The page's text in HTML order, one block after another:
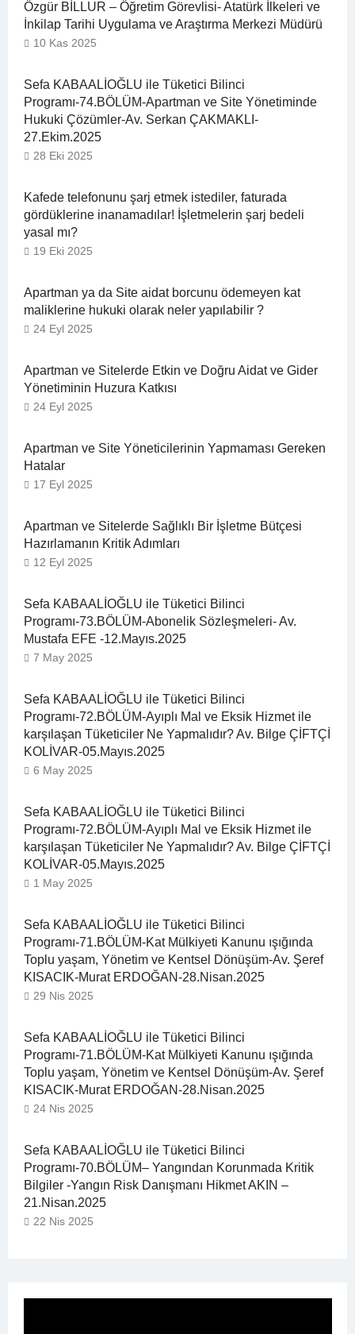
Özgür BİLLUR – Öğretim Görevlisi- Atatürk İlkeleri ve
İnkilap Tarihi Uygulama ve Araştırma Merkezi Müdürü
10 Kas 2025
Sefa KABAALİOĞLU ile Tüketici Bilinci
Programı-74.BÖLÜM-Apartman ve Site Yönetiminde
Hukuki Çözümler-Av. Serkan ÇAKMAKLI-
27.Ekim.2025
28 Eki 2025
Kafede telefonunu şarj etmek istediler, faturada
gördüklerine inanamadılar! İşletmelerin şarj bedeli
yasal mı?
19 Eki 2025
Apartman ya da Site aidat borcunu ödemeyen kat
maliklerine hukuki olarak neler yapılabilir ?
24 Eyl 2025
Apartman ve Sitelerde Etkin ve Doğru Aidat ve Gider
Yönetiminin Huzura Katkısı
24 Eyl 2025
Apartman ve Site Yöneticilerinin Yapmaması Gereken
Hatalar
17 Eyl 2025
Apartman ve Sitelerde Sağlıklı Bir İşletme Bütçesi
Hazırlamanın Kritik Adımları
12 Eyl 2025
Sefa KABAALİOĞLU ile Tüketici Bilinci
Programı-73.BÖLÜM-Abonelik Sözleşmeleri- Av.
Mustafa EFE -12.Mayıs.2025
7 May 2025
Sefa KABAALİOĞLU ile Tüketici Bilinci
Programı-72.BÖLÜM-Ayıplı Mal ve Eksik Hizmet ile
karşılaşan Tüketiciler Ne Yapmalıdır? Av. Bilge ÇİFTÇİ
KOLİVAR-05.Mayıs.2025
6 May 2025
Sefa KABAALİOĞLU ile Tüketici Bilinci
Programı-72.BÖLÜM-Ayıplı Mal ve Eksik Hizmet ile
karşılaşan Tüketiciler Ne Yapmalıdır? Av. Bilge ÇİFTÇİ
KOLİVAR-05.Mayıs.2025
1 May 2025
Sefa KABAALİOĞLU ile Tüketici Bilinci
Programı-71.BÖLÜM-Kat Mülkiyeti Kanunu ışığında
Toplu yaşam, Yönetim ve Kentsel Dönüşüm-Av. Şeref
KISACIK-Murat ERDOĞAN-28.Nisan.2025
29 Nis 2025
Sefa KABAALİOĞLU ile Tüketici Bilinci
Programı-71.BÖLÜM-Kat Mülkiyeti Kanunu ışığında
Toplu yaşam, Yönetim ve Kentsel Dönüşüm-Av. Şeref
KISACIK-Murat ERDOĞAN-28.Nisan.2025
24 Nis 2025
Sefa KABAALİOĞLU ile Tüketici Bilinci
Programı-70.BÖLÜM– Yangından Korunmada Kritik
Bilgiler -Yangın Risk Danışmanı Hikmet AKIN –
21.Nisan.2025
22 Nis 2025